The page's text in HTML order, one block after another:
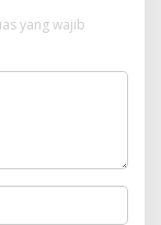
yang wajib